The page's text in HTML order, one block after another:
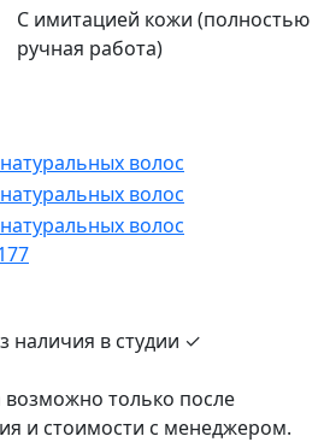
С имитацией кожи (полностью
ручная работа)
наличия в студии ✓
только после
и стоимости с менеджером.